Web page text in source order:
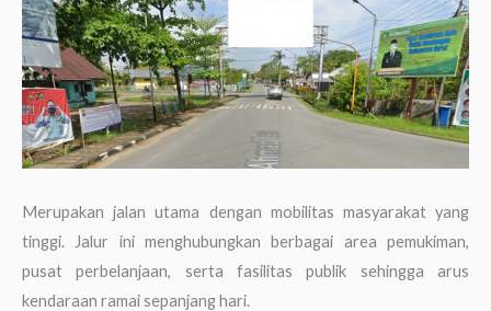
Merupakan jalan utama dengan mobilitas masyarakat yang
tinggi. Jalur ini menghubungkan berbagai area pemukiman,
pusat perbelanjaan, serta fasilitas publik sehingga arus
kendaraan ramai sepanjang hari.